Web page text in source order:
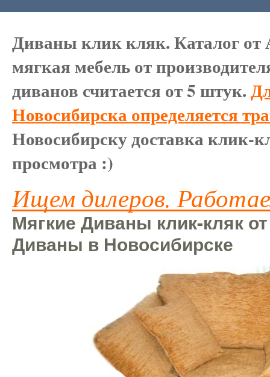
Диваны клик кляк. Каталог
мягкая мебель от
диванов считается от 5 штук.
Новосибирска определяется
Новосибирску доставка клик-
просмотра :)
Ищем дилеров.
Мягкие Диваны клик-кляк
Диваны в Новосибирске